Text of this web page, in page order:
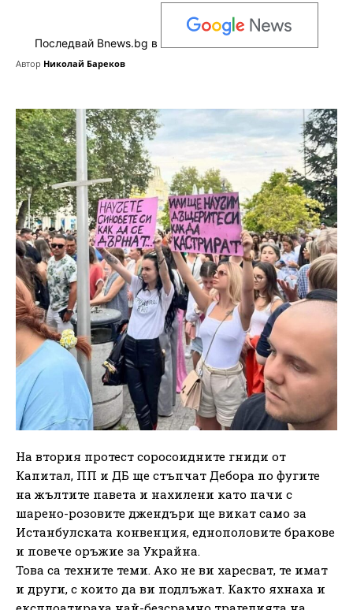
Последвай Bnews.bg в
Автор Николай Бареков
На втория протест соросоидните гниди от
Капитал, ПП и ДБ ще стъпчат Дебора по фугите
на жълтите павета и нахилени като пачи с
шарено-розовите джендъри ще викат само за
Истанбулската конвенция, еднополовите бракове
и повече оръжие за Украйна.
Това са техните теми. Ако не ви харесват, те имат
и други, с които да ви подлъжат. Както яхнаха и